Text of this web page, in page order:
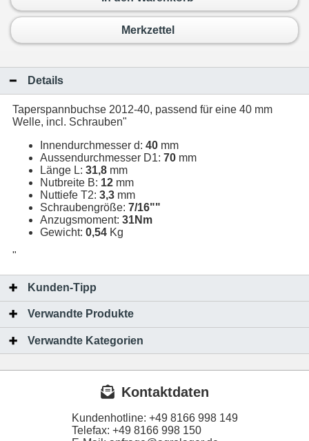
Merkzettel
Details
Taperspannbuchse 2012-40, passend für eine 40 mm
Welle, incl. Schrauben"
Innendurchmesser d: 40 mm
Aussendurchmesser D1: 70 mm
Länge L: 31,8 mm
Nutbreite B: 12 mm
Nuttiefe T2: 3,3 mm
Schraubengröße: 7/16""
Anzugsmoment: 31Nm
Gewicht: 0,54 Kg
"
Kunden-Tipp
Verwandte Produkte
Verwandte Kategorien
Kontaktdaten
Kundenhotline: +49 8166 998 149
Telefax: +49 8166 998 150